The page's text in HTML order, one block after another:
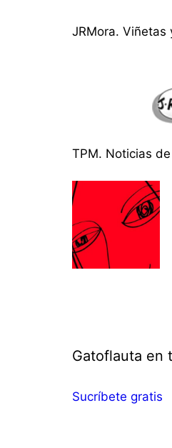
JRMora. Viñetas
TPM. Noticias
Gatoflauta en
Sucríbete gratis